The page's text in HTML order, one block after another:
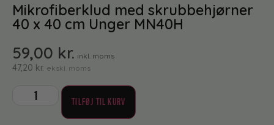
Mikrofiberklud med skrubbehjørner
40 x 40 cm Unger MN40H
59,00 kr. inkl. moms
47,20 kr. ekskl. moms
TILFØJ TIL KURV